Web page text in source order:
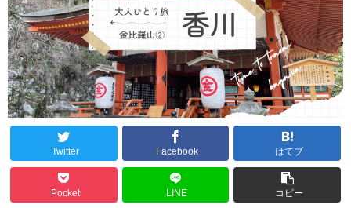
Twitter Facebook はてブ
Pocket LINE コピー